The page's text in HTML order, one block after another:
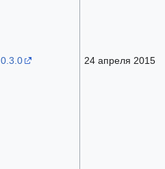
0.3.0 24 апреля 2015